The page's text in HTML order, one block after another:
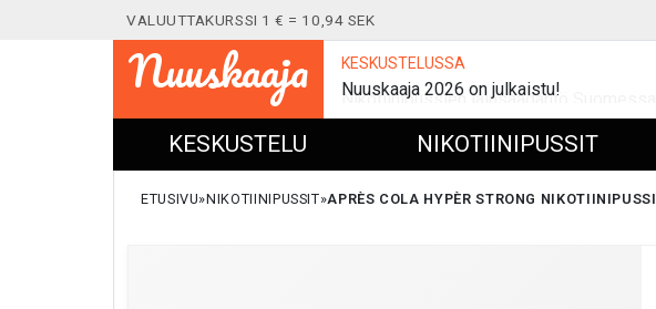
VALUUTTAKURSSI 1 € = 10,94 SEK
Nuuskaaja KESKUSTELUSSA
Nuuskaaja 2026 on julkaistu!
KESKUSTELU NIKOTIINIPUSSIT
ETUSIVU NIKOTIINIPUSSIT APRÈS COLA HYPÈR STRONG NIKOTIINIPUSSI